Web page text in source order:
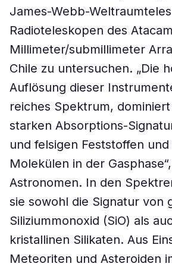
James-Webb-
Radioteleskopen des
Millimeter/submillimeter
Chile zu untersuchen. „Die
Auflösung dieser
reiches Spektrum,
starken Absorptions-
und felsigen Feststoffen
Molekülen in der
Astronomen. In den
sie sowohl die Signatur von
Siliziummonoxid (SiO) als
kristallinen Silikaten. Aus
Meteoriten und Asteroiden